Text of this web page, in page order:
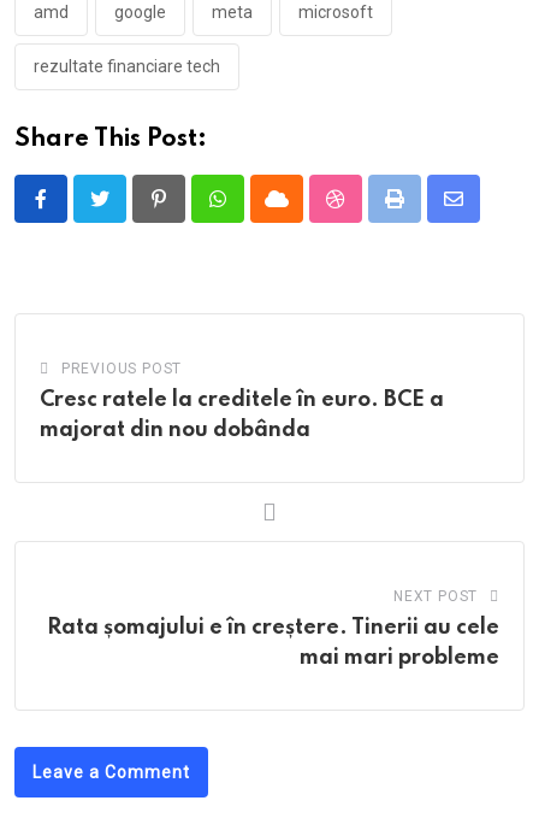
amd google meta microsoft
rezultate financiare tech
Share This Post:
PinterestWhatsappCloud StumbleUpon
Print
Share
PREVIOUS POST
Cresc ratele la creditele în euro. BCE a
majorat din nou dobânda
NEXT POST
Rata șomajului e în creștere. Tinerii au cele
mai mari probleme
Leave a Comment